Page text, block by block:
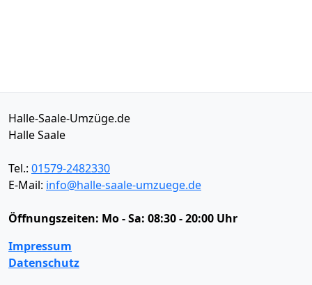
Halle-Saale-Umzüge.de
Halle Saale
Tel.: 01579-2482330
E-Mail: info@halle-saale-umzuege.de
Öffnungszeiten: Mo - Sa: 08:30 - 20:00 Uhr
Impressum
Datenschutz